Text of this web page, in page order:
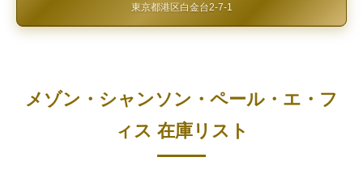
東京都港区白金台2-7-1
メゾン・シャンソン・ペール・エ・フ
ィス 在庫リスト